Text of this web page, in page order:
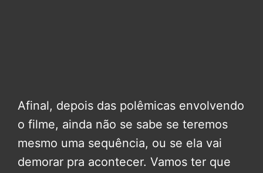
Afinal, depois das polêmicas envolvendo
o filme, ainda não se sabe se teremos
mesmo uma sequência, ou se ela vai
demorar pra acontecer. Vamos ter que